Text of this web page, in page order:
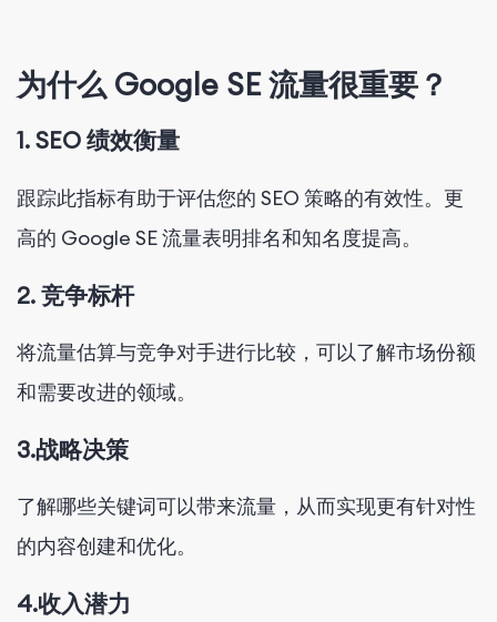
为什么 Google SE 流量很重要？
1. SEO 绩效衡量
跟踪此指标有助于评估您的 SEO 策略的有效性。更
高的 Google SE 流量表明排名和知名度提高。
2. 竞争标杆
将流量估算与竞争对手进行比较，可以了解市场份额
和需要改进的领域。
3.战略决策
了解哪些关键词可以带来流量，从而实现更有针对性
的内容创建和优化。
4.收入潜力